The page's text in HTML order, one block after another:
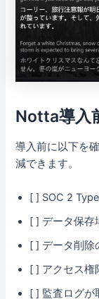
Notta導入
導入前に以下を
減できます。
[ ] SOC 2
[ ] データ保存
[ ] データ削除
[ ] アクセス権
[ ] 監査ログが